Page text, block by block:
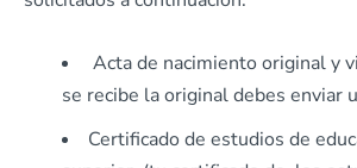
Acta de nacimiento original y
se recibe la original debes enviar
Certificado de estudios de